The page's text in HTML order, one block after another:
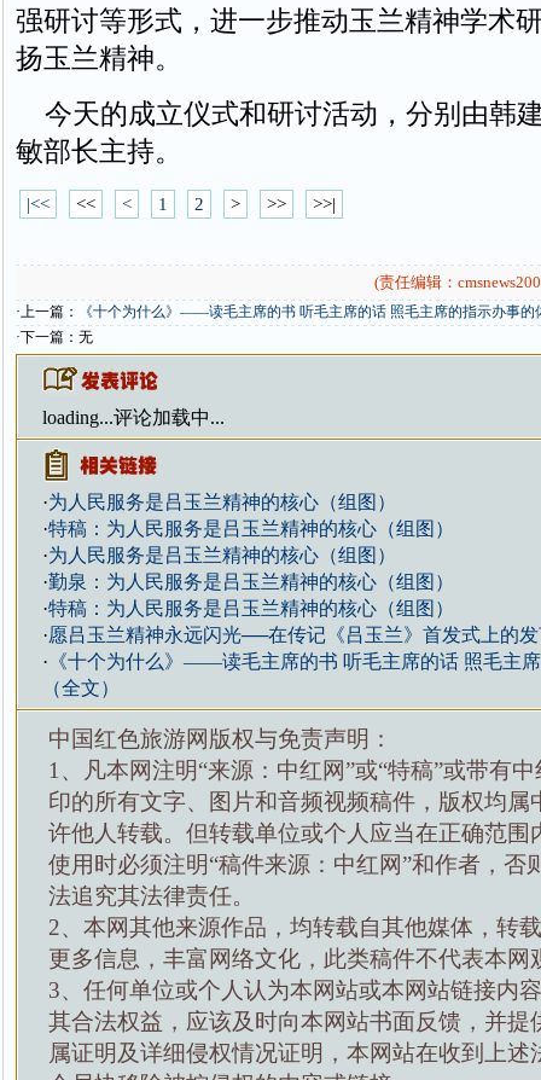
强研讨等形式，进一步推动玉兰精神学术
扬玉兰精神。
今天的成立仪式和研讨活动，分别由韩
敏部长主持。
|<< << < 1 2 > >> >>|
(责任编辑：
·上一篇：
《十个为什么》——读毛主席的书 听毛主席的话 照毛主席的指示办事的
·下一篇：无
loading...评论加载中...
·为人民服务是吕玉兰精神的核心（组图）
·特稿：为人民服务是吕玉兰精神的核心（组图）
·为人民服务是吕玉兰精神的核心（组图）
·勤泉：为人民服务是吕玉兰精神的核心（组图）
·特稿：为人民服务是吕玉兰精神的核心（组图）
·愿吕玉兰精神永远闪光──在传记《吕玉兰》首发式上的
· 《十个为什么》——读毛主席的书 听毛主席的话 照毛主
（全文）
中国红色旅游网版权与免责声明：
1、凡本网注明“来源：中红网”或“特稿”或带有
印的所有文字、图片和音频视频稿件，版权均属
许他人转载。但转载单位或个人应当在正确范围
使用时必须注明“稿件来源：中红网”和作者，否
法追究其法律责任。
2、本网其他来源作品，均转载自其他媒体，转
更多信息，丰富网络文化，此类稿件不代表本网
3、任何单位或个人认为本网站或本网站链接内
其合法权益，应该及时向本网站书面反馈，并提
属证明及详细侵权情况证明，本网站在收到上述